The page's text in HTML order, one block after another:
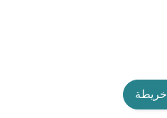
خريطة